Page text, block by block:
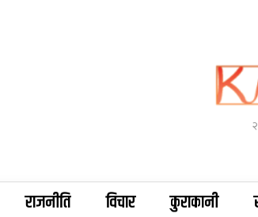
राजनीति विचार कुराकानी